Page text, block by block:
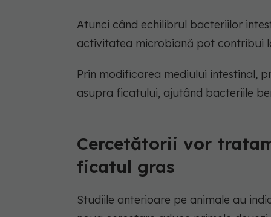
Atunci când echilibrul bacteriilor
activitatea microbiană pot contribui
Prin modificarea mediului intestinal,
asupra ficatului, ajutând bacteriile
Cercetătorii vor
ficatul gras
Studiile anterioare pe animale au